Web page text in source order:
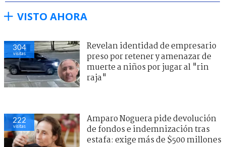
VISTO AHORA
304
visitas
Revelan identidad de empresario
preso por retener y amenazar de
muerte a niños por jugar al "rin
raja"
222
visitas
Amparo Noguera pide devolución
de fondos e indemnización tras
estafa: exige más de $500 millones